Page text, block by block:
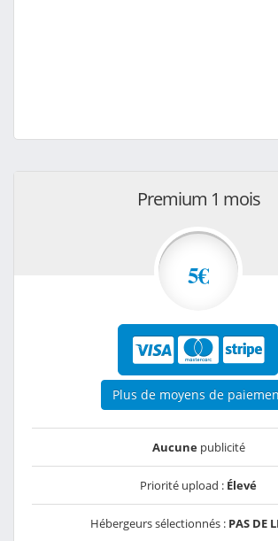
Premium 1 mois
5€
Plus de moyens de
Aucunepublicité
Priorité upload : Élevé
Hébergeurs sélectionnés : PAS DE